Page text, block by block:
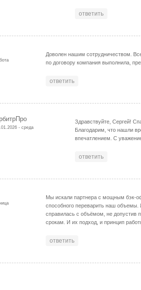
ответить
Доволен нашим сотрудничеством.
по договору компания выполнила,
ответить
- среда
Здравствуйте, Сергей!
Благодарим, что нашли
впечатлением. С
ответить
Мы искали партнера с мощным бэк-
способного переварить наш объемы.
справилась с объёмом, не допустив
срокам. И их подход, и принцип
ответить